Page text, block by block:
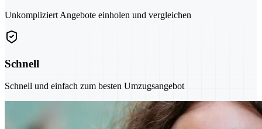
Unkompliziert Angebote einholen und vergleichen
Schnell
Schnell und einfach zum besten Umzugsangebot